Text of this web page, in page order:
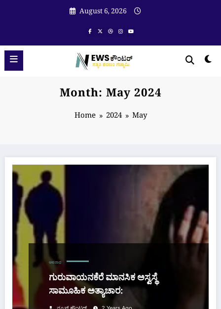
August 6, 2026
Month: May 2024
Home 2024 May
ಅಪರಾಧ
ಗುರುವಾಯನಕೆರೆ ಮಾನಸಿಕ ಅಸ್ವಸ್ಥೆ
ಸಾಮೂಹಿಕ ಅತ್ಯಾಚಾರ: